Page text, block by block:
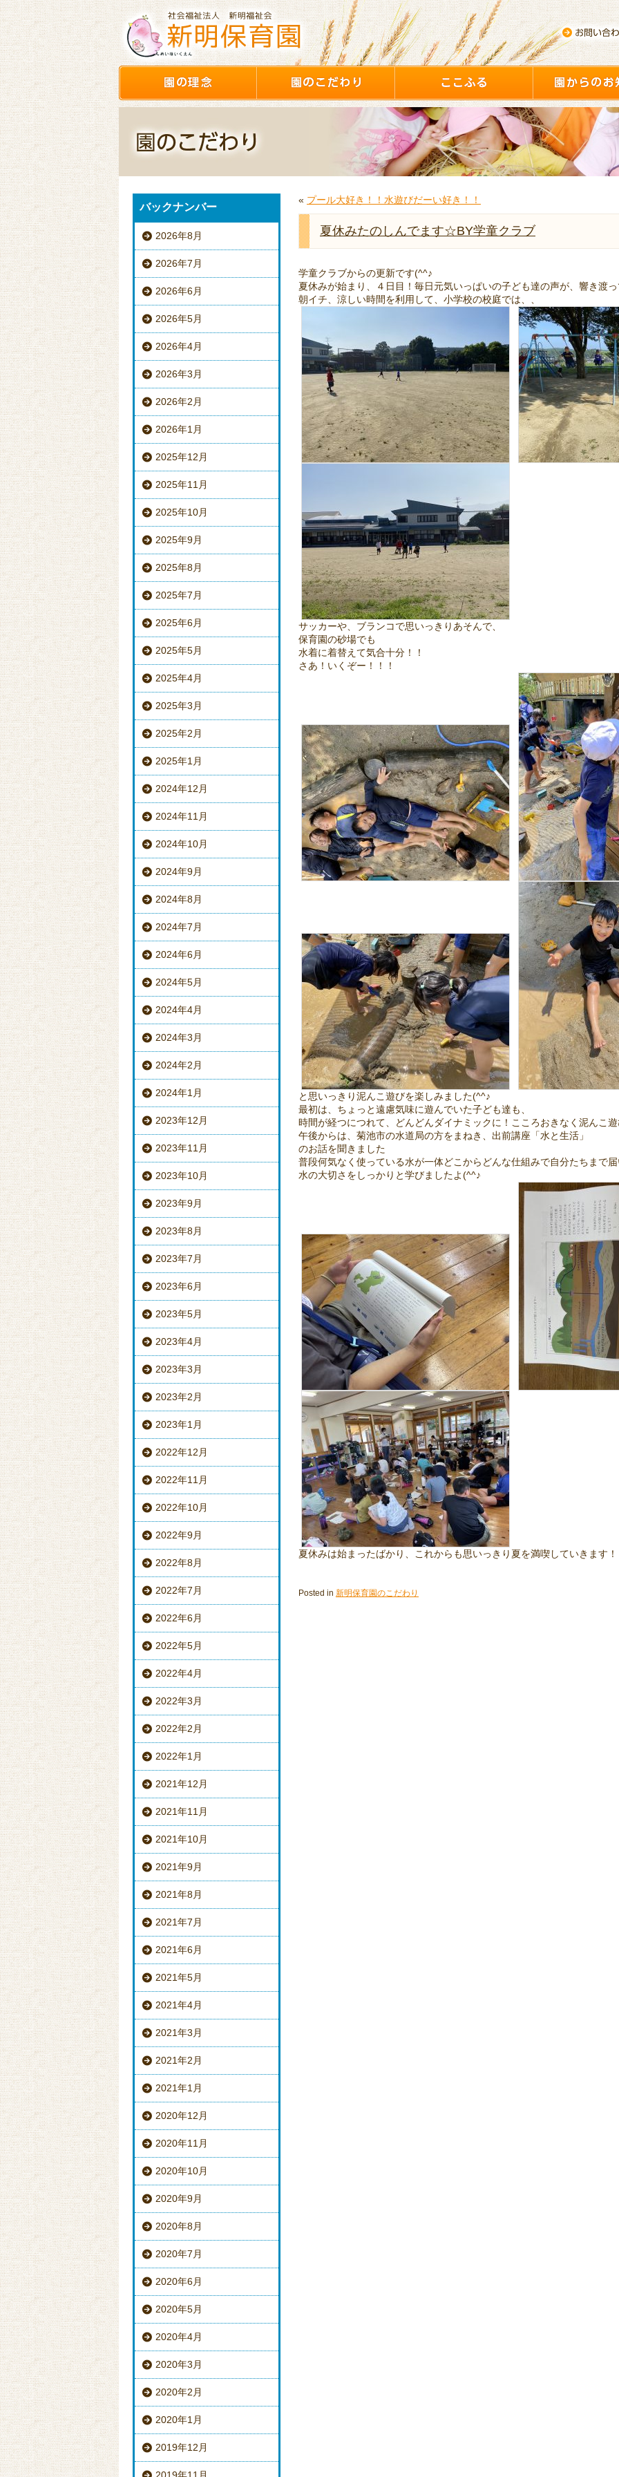
バックナンバー
2026年8月
2026年7月
2026年6月
2026年5月
2026年4月
2026年3月
2026年2月
2026年1月
2025年12月
2025年11月
2025年10月
2025年9月
2025年8月
2025年7月
2025年6月
2025年5月
2025年4月
2025年3月
2025年2月
2025年1月
2024年12月
2024年11月
2024年10月
2024年9月
2024年8月
2024年7月
2024年6月
2024年5月
2024年4月
2024年3月
2024年2月
2024年1月
2023年12月
2023年11月
2023年10月
2023年9月
2023年8月
2023年7月
2023年6月
2023年5月
2023年4月
2023年3月
2023年2月
2023年1月
2022年12月
2022年11月
2022年10月
2022年9月
2022年8月
2022年7月
2022年6月
2022年5月
2022年4月
2022年3月
2022年2月
2022年1月
2021年12月
2021年11月
2021年10月
2021年9月
2021年8月
2021年7月
2021年6月
2021年5月
2021年4月
2021年3月
2021年2月
2021年1月
2020年12月
2020年11月
2020年10月
2020年9月
2020年8月
2020年7月
2020年6月
2020年5月
2020年4月
2020年3月
2020年2月
2020年1月
2019年12月
« プール大好き！！水遊びだーい好き！！
夏休みたのしんでます☆BY学童クラブ
学童クラブからの更新です(^^♪
夏休みが始まり、４日目！毎日元気いっぱいの子ども達の声が、響き渡
朝イチ、涼しい時間を利用して、小学校の校庭では、、
サッカーや、ブランコで思いっきりあそんで、
保育園の砂場でも
水着に着替えて気合十分！！
さあ！いくぞー！！！
と思いっきり泥んこ遊びを楽しみました(^^♪
最初は、ちょっと遠慮気味に遊んでいた子ども達も、
時間が経つにつれて、どんどんダイナミックに！こころおきなく泥んこ
午後からは、菊池市の水道局の方をまねき、出前講座「水と生活」
のお話を聞きました
普段何気なく使っている水が一体どこからどんな仕組みで自分たちまで
水の大切さをしっかりと学びましたよ(^^♪
夏休みは始まったばかり、これからも思いっきり夏を満喫していきます
Posted in 新明保育園のこだわり